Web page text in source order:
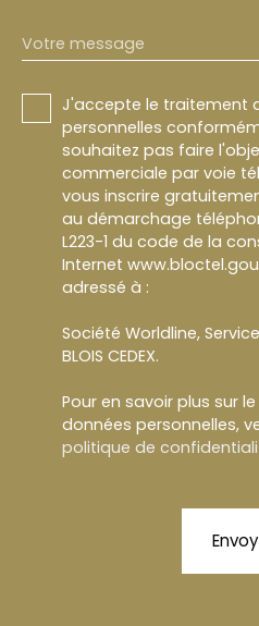
Votre message
J'accepte le traitement
personnelles
souhaitez pas faire
commerciale par voie
vous inscrire
au démarchage
L223-1 du code de la
Internet
adressé à :
Société Worldline, Service
BLOIS CEDEX.
Pour en savoir plus sur
données personnelles,
politique de